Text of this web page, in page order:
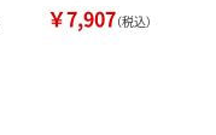
￥7,907（税込）